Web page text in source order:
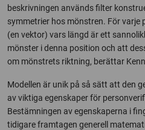
beskrivningen används filter
symmetrier hos mönstren. För
(en vektor) vars längd är ett
mönster i denna position och att
om mönstrets riktning, berättar
Modellen är unik på så sätt att den
av viktiga egenskaper för
Bestämningen av egenskaperna i
tidigare framtagen generell